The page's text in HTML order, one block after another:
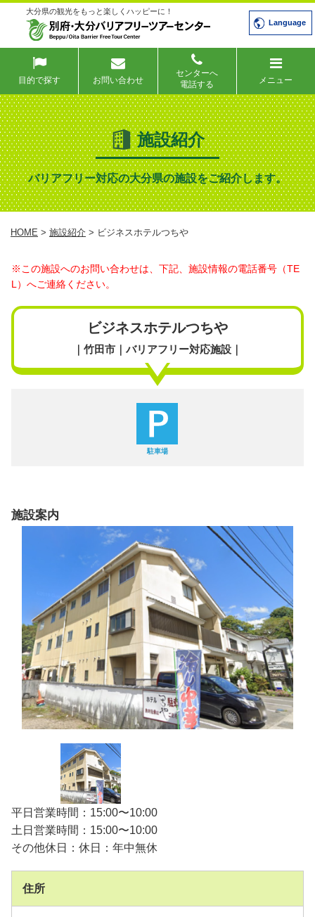
大分県の観光をもっと楽しくハッピーに！
Language
目的で探す お問い合わせ
センターへ
電話する
メニュー
施設紹介
バリアフリー対応の大分県の施設をご紹介します。
HOME > 施設紹介 > ビジネスホテルつちや
※この施設へのお問い合わせは、下記、施設情報の電話番号（TE
L）へご連絡ください。
ビジネスホテルつちや
｜竹田市｜バリアフリー対応施設｜
駐車場
施設案内
平日営業時間：15:00〜10:00
土日営業時間：15:00〜10:00
その他休日：休日：年中無休
住所